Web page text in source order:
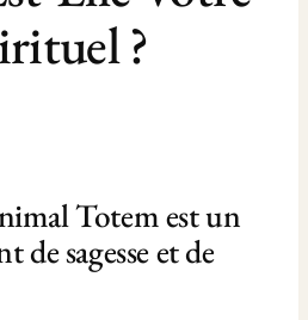
?
Totem est un
de sagesse et de